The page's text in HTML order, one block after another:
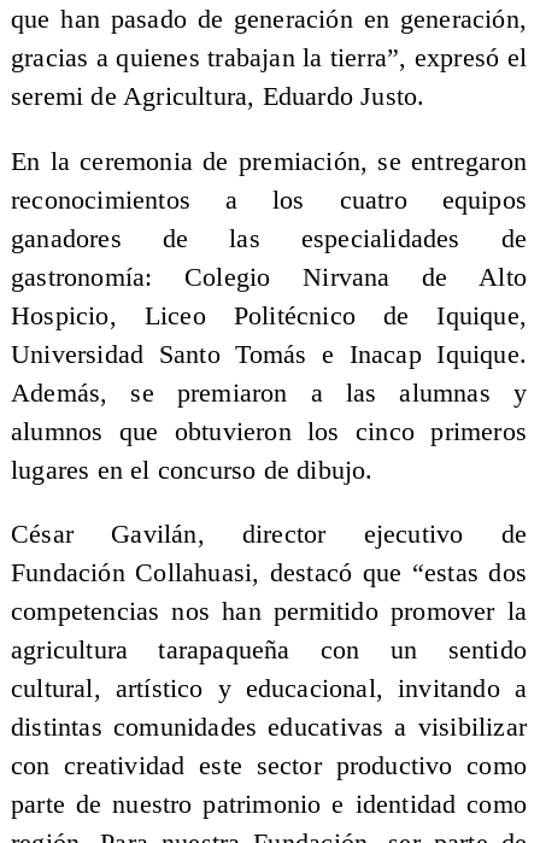
que han pasado de generación en generación,
gracias a quienes trabajan la tierra”, expresó el
seremi de Agricultura, Eduardo Justo.
En la ceremonia de premiación, se entregaron
reconocimientos a los cuatro equipos
ganadores de las especialidades de
gastronomía: Colegio Nirvana de Alto
Hospicio, Liceo Politécnico de Iquique,
Universidad Santo Tomás e Inacap Iquique.
Además, se premiaron a las alumnas y
alumnos que obtuvieron los cinco primeros
lugares en el concurso de dibujo.
César Gavilán, director ejecutivo de
Fundación Collahuasi, destacó que “estas dos
competencias nos han permitido promover la
agricultura tarapaqueña con un sentido
cultural, artístico y educacional, invitando a
distintas comunidades educativas a visibilizar
con creatividad este sector productivo como
parte de nuestro patrimonio e identidad como